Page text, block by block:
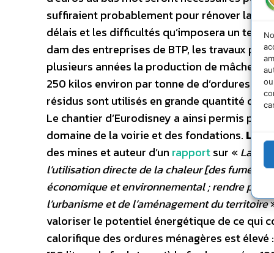
suffiraient probablement pour rénover la
délais et les difficultés qu’imposera un tel
dam des entreprises de BTP, les travaux
plusieurs années la production de
250 kilos environ par tonne de d’ordures
résidus sont utilisés en grande quantité
Le chantier d’Eurodisney a ainsi permis par
domaine de la voirie et des fondations. Le
des mines et auteur d’un rapportsur «La
l’utilisation directe de la chaleur [des fumées
économique et environnemental ; rendre
l’urbanisme et de l’aménagement du territoire
valoriser le potentiel énergétique de ce qui
calorifique des ordures ménagères est